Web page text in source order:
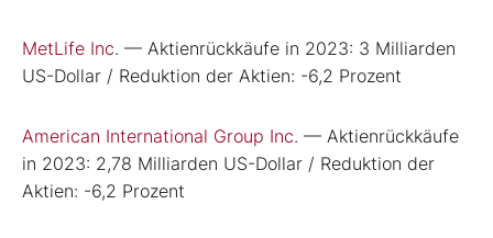
MetLife Inc. — Aktienrückkäufe in 2023: 3 Milliarden
US-Dollar / Reduktion der Aktien: -6,2 Prozent
American International Group Inc. — Aktienrückkäufe
in 2023: 2,78 Milliarden US-Dollar / Reduktion der
Aktien: -6,2 Prozent